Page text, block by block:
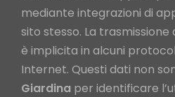
mediante integrazioni di
sito stesso. La trasmissione
è implicita in alcuni
Internet. Questi dati non
Giardina per identificare